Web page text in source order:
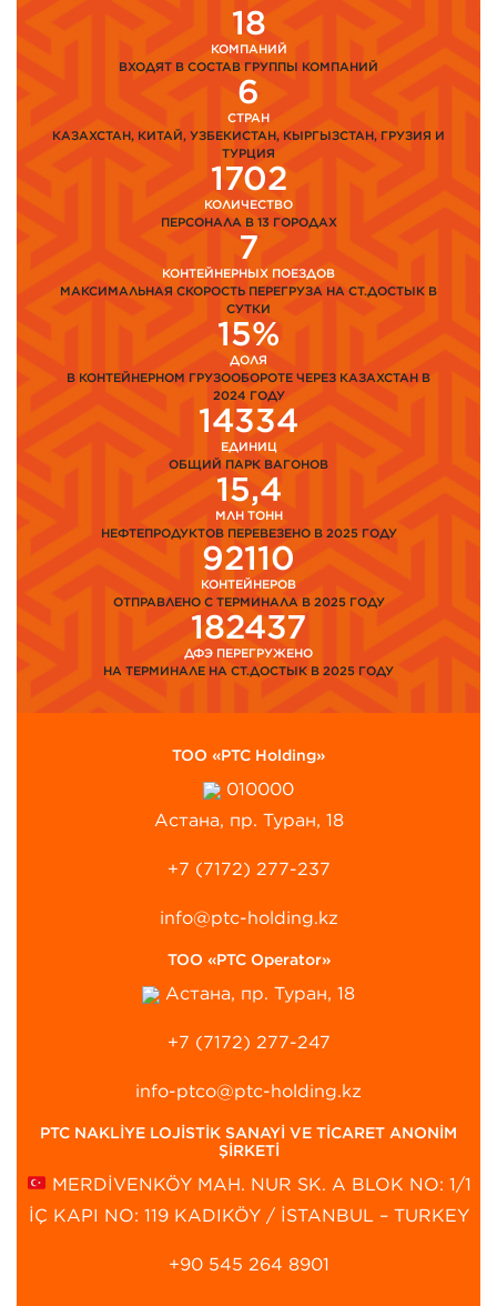
18
КОМПАНИЙ
ВХОДЯТ В СОСТАВ ГРУППЫ КОМПАНИЙ
6
СТРАН
КАЗАХСТАН, КИТАЙ, УЗБЕКИСТАН, КЫРГЫЗСТАН, ГРУЗИЯ И
ТУРЦИЯ
1702
КОЛИЧЕСТВО
ПЕРСОНАЛА В 13 ГОРОДАХ
7
КОНТЕЙНЕРНЫХ ПОЕЗДОВ
МАКСИМАЛЬНАЯ СКОРОСТЬ ПЕРЕГРУЗА НА СТ.ДОСТЫК В
СУТКИ
15%
ДОЛЯ
В КОНТЕЙНЕРНОМ ГРУЗООБОРОТЕ ЧЕРЕЗ КАЗАХСТАН В
2024 ГОДУ
14334
ЕДИНИЦ
ОБЩИЙ ПАРК ВАГОНОВ
15,4
МЛН ТОНН
НЕФТЕПРОДУКТОВ ПЕРЕВЕЗЕНО В 2025 ГОДУ
92110
КОНТЕЙНЕРОВ
ОТПРАВЛЕНО С ТЕРМИНАЛА В 2025 ГОДУ
182437
ДФЭ ПЕРЕГРУЖЕНО
НА ТЕРМИНАЛЕ НА СТ.ДОСТЫК В 2025 ГОДУ
ТОО «PTC Holding»
010000
Астана, пр. Туран, 18
+7 (7172) 277-237
info@ptc-holding.kz
ТОО «PTC Operator»
Астана, пр. Туран, 18
+7 (7172) 277-247
info-ptco@ptc-holding.kz
PTC NAKLİYE LOJİSTİK SANAYİ VE TİCARET ANONİM
ŞİRKETİ
MERDİVENKÖY MAH. NUR SK. A BLOK NO: 1/1
İÇ KAPI NO: 119 KADIKÖY / İSTANBUL – TURKEY
+90 545 264 8901‬